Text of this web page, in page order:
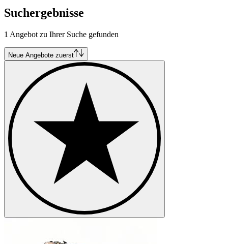
Suchergebnisse
1 Angebot zu Ihrer Suche gefunden
Neue Angebote zuerst